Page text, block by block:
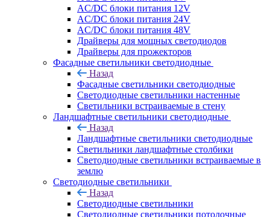
AC/DC блоки питания 12V
AC/DC блоки питания 24V
AC/DC блоки питания 48V
Драйверы для мощных светодиодов
Драйверы для прожекторов
Фасадные светильники светодиодные
Назад
Фасадные светильники светодиодные
Светодиодные светильники настенные
Светильники встраиваемые в стену
Ландшафтные светильники светодиодные
Назад
Ландшафтные светильники светодиодные
Светильники ландшафтные столбики
Светодиодные светильники встраиваемые в
землю
Светодиодные светильники
Назад
Светодиодные светильники
Светодиодные светильники потолочные